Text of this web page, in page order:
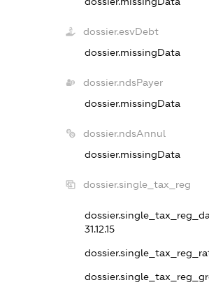
dossier.esvDebt
dossier.missingData
dossier.ndsPayer
dossier.missingData
dossier.ndsAnnul
dossier.missingData
dossier.single_tax_reg
31.12.15